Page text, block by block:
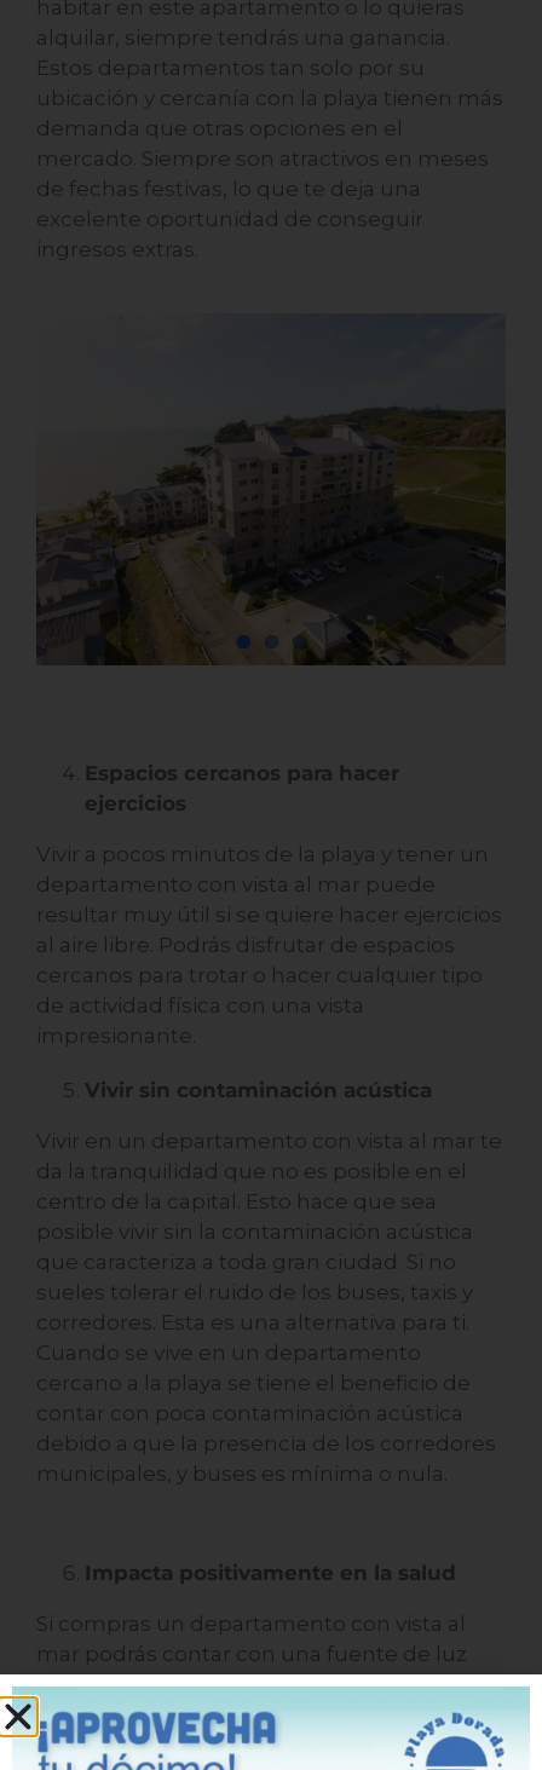
habitar en este apartamento o lo quieras
alquilar, siempre tendrás una ganancia.
Estos departamentos tan solo por su
ubicación y cercanía con la playa tienen más
demanda que otras opciones en el
mercado. Siempre son atractivos en meses
de fechas festivas, lo que te deja una
excelente oportunidad de conseguir
ingresos extras.
ejercicios
Vivir a pocos minutos de la playa y tener un
departamento con vista al mar puede
resultar muy útil si se quiere hacer ejercicios
al aire libre. Podrás disfrutar de espacios
cercanos para trotar o hacer cualquier tipo
de actividad física con una vista
impresionante.
Vivir sin contaminación acústica
Vivir en un departamento con vista al mar te
da la tranquilidad que no es posible en el
centro de la capital. Esto hace que sea
posible vivir sin la contaminación acústica
que caracteriza a toda gran ciudad. Si no
sueles tolerar el ruido de los buses, taxis y
corredores. Esta es una alternativa para ti.
Cuando se vive en un departamento
cercano a la playa se tiene el beneficio de
contar con poca contaminación acústica
debido a que la presencia de los corredores
municipales, y buses es mínima o nula.
Si compras un departamento con vista al
mar podrás contar con una fuente de luz
solar, lo que es muy necesario para el
cuerpo. Recuerda que el sol es una fuente
natural de vitamina D, responsable de
mejorar el sistema inmunológico y fortalece